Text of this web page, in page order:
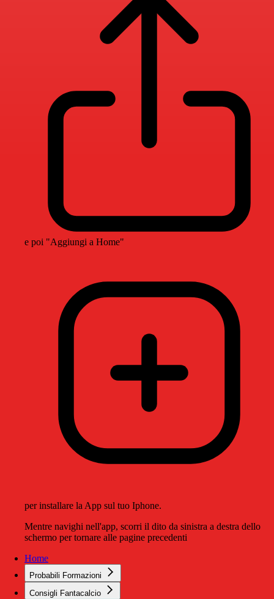
e poi "Aggiungi a Home"
per installare la App sul tuo Iphone.
Mentre navighi nell'app, scorri il dito da sinistra a destra dello
schermo per tornare alle pagine precedenti
Home
Probabili Formazioni
Consigli Fantacalcio